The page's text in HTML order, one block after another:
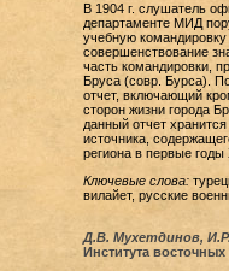
В 1904 г. слушатель
департаменте МИД
учебную
совершенствование
часть командировки,
Бруса (совр. Бурса).
отчет, включающий
сторон жизни города
данный отчет
источника,
региона в первые годы
Ключевые слова:
вилайет, русские
Д.В. Мухетдинов,
Института